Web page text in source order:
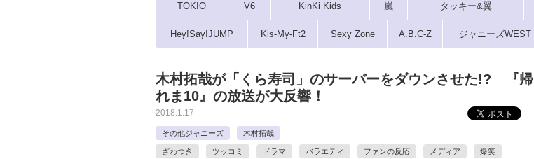
TOKIO V6 KinKi Kids 嵐 タッキー&翼
Hey!Say!JUMP Kis-My-Ft2 Sexy Zone A.B.C-Z ジャニーズWEST
木村拓哉が「くら寿司」のサーバーをダウンさせた!? 『帰
れま10』の放送が大反響！
2018.1.17
その他ジャニーズ 木村拓哉
ざわつき ツッコミ ドラマ バラエティ ファンの反応 メディア 爆笑